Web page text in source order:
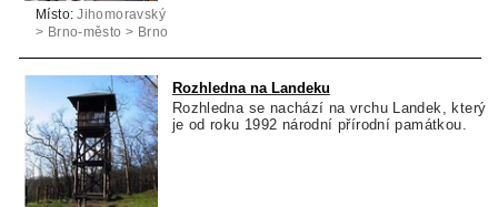
Místo: Jihomoravský
> Brno-město > Brno
Rozhledna na Landeku
Rozhledna se nachází na vrchu Landek, který
je od roku 1992 národní přírodní památkou.